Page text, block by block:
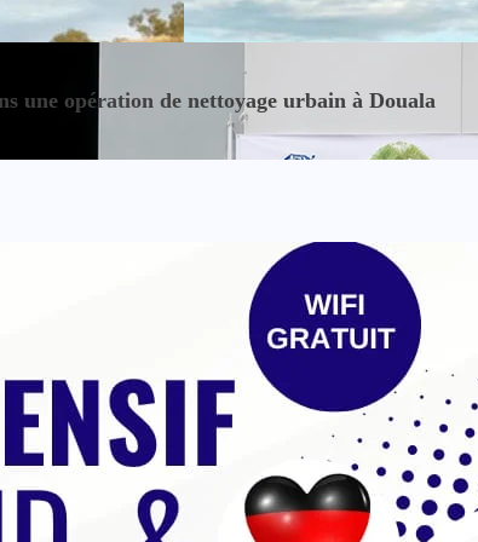
une opération de nettoyage urbain à Douala